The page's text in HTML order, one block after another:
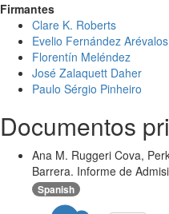
Firmantes
Clare K. Roberts
Evelio Fernández Arévalos
Florentín Meléndez
José Zalaquett Daher
Paulo Sérgio Pinheiro
Documentos
Ana M. Ruggeri Cova,
Barrera. Informe de
Spanish